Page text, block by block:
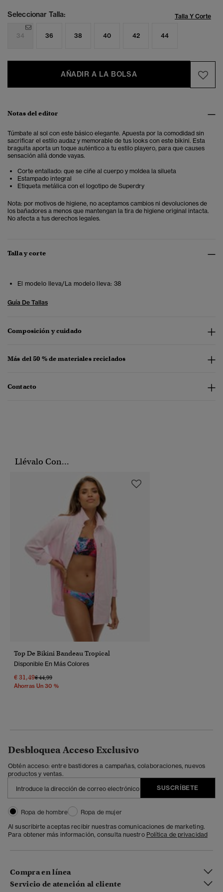
Seleccionar Talla: Talla Y Corte
34 36 38 40 42 44
AÑADIR A LA BOLSA
Notas del editor
Túmbate al sol con este básico elegante. Apuesta por la comodidad sin
sacrificar el estilo audaz y memorable de tus looks con este bikini. Esta
braguita aporta un toque auténtico a tu estilo playero, para que causes
sensación allá donde vayas.
Corte entallado: que se ciñe al cuerpo y moldea la silueta
Estampado integral
Etiqueta metálica con el logotipo de Superdry
Nota: por motivos de higiene, no aceptamos cambios ni devoluciones de
los bañadores a menos que mantengan la tira de higiene original intacta.
No afecta a tus derechos legales.
Talla y corte
El modelo lleva/La modelo lleva: 38
Guía De Tallas
Composición y cuidado
Más del 50 % de materiales reciclados
Contacto
Llévalo Con...
Top De Bikini Bandeau Tropical
Disponible En Más Colores
€ 31,49Precio Rebajado De
€ 44,99A
Ahorras Un 30 %
Desbloquea Acceso Exclusivo
Obtén acceso: entre bastidores a campañas, colaboraciones, nuevos
productos y ventas.
SUSCRÍBETE
Ropa de hombre
Ropa de mujer
Al suscribirte aceptas recibir nuestras comunicaciones de marketing.
Para obtener más información, consulta nuestro Política de privacidad
Compra en línea
Servicio de atención al cliente